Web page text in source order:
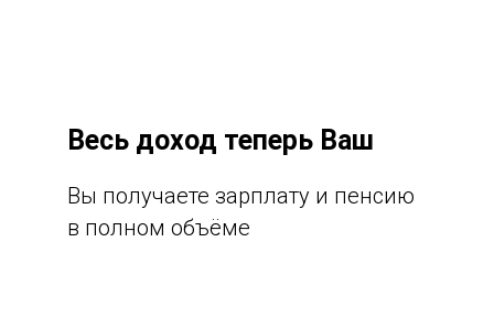
Весь доход теперь Ваш
Вы получаете зарплату и пенсию
в полном объёме